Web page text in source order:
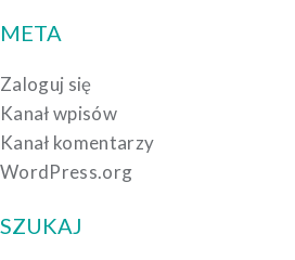
META
Zaloguj się
Kanał wpisów
Kanał komentarzy
WordPress.org
SZUKAJ